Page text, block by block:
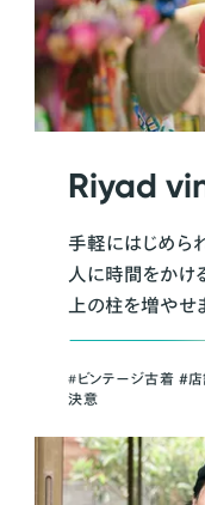
Riyad
手軽にはじめら
人に時間をかけ
上の柱を増やせ
#ビンテージ古着 ＃
決意